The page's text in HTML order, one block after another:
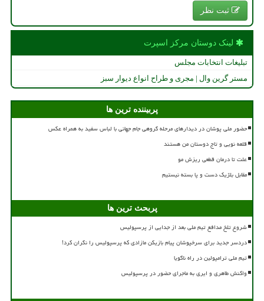
ثبت نظر
لینک دوستان مركز اسپرت
تبلیغات انتخابات مجلس
مستر گرین وال | مجری و طراح انواع دیوار سبز
پربیننده ترین ها
حضور ملی پوشان در دیدارهای مرحله گروهی جام جهانی با لباس سفید به همراه عکس
قلعه نویی و تاج دوستان من هستند
علت تا درمان قطعی ریزش مو
مقابل بلژیک دست و پا بسته نیستیم
پربحث ترین ها
شروع تلخ مدافع تیم ملی بعد از جدایی از پرسپولیس
دردسر جدید برای سرخپوشان پیام بازیکن مازادی که پرسپولیس را نگران کرد!
تیم ملی ترامپولین در راه ناگویا
واکنش طاهری و ایری به ماجرای حضور در پرسپولیس